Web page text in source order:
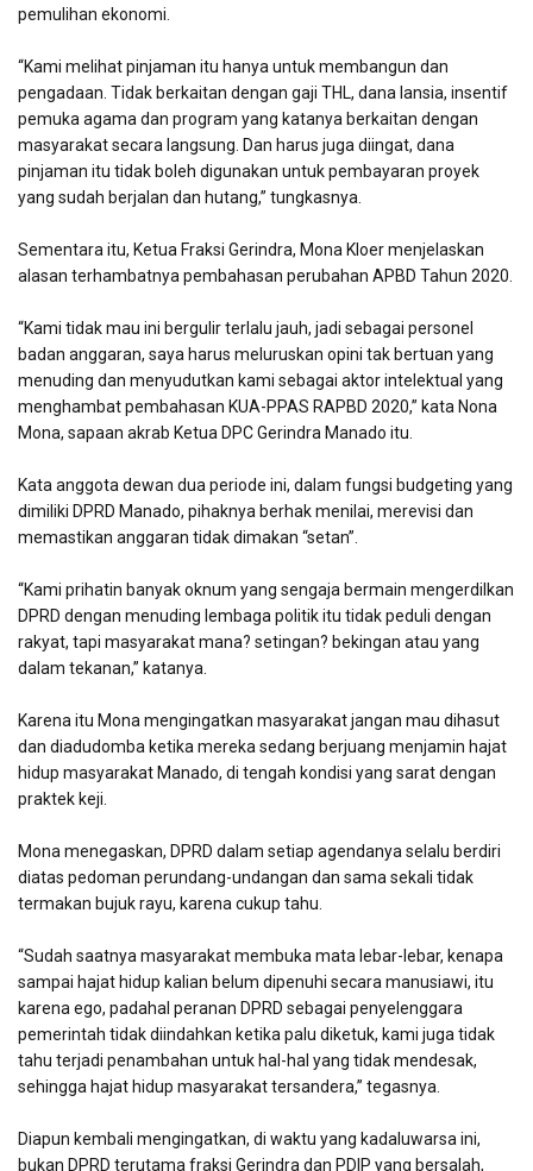
pemulihan ekonomi.
“Kami melihat pinjaman itu hanya untuk membangun dan
pengadaan. Tidak berkaitan dengan gaji THL, dana lansia, insentif
pemuka agama dan program yang katanya berkaitan dengan
masyarakat secara langsung. Dan harus juga diingat, dana
pinjaman itu tidak boleh digunakan untuk pembayaran proyek
yang sudah berjalan dan hutang,” tungkasnya.
Sementara itu, Ketua Fraksi Gerindra, Mona Kloer menjelaskan
alasan terhambatnya pembahasan perubahan APBD Tahun 2020.
“Kami tidak mau ini bergulir terlalu jauh, jadi sebagai personel
badan anggaran, saya harus meluruskan opini tak bertuan yang
menuding dan menyudutkan kami sebagai aktor intelektual yang
menghambat pembahasan KUA-PPAS RAPBD 2020,” kata Nona
Mona, sapaan akrab Ketua DPC Gerindra Manado itu.
Kata anggota dewan dua periode ini, dalam fungsi budgeting yang
dimiliki DPRD Manado, pihaknya berhak menilai, merevisi dan
memastikan anggaran tidak dimakan “setan”.
“Kami prihatin banyak oknum yang sengaja bermain mengerdilkan
DPRD dengan menuding lembaga politik itu tidak peduli dengan
rakyat, tapi masyarakat mana? setingan? bekingan atau yang
dalam tekanan,” katanya.
Karena itu Mona mengingatkan masyarakat jangan mau dihasut
dan diadudomba ketika mereka sedang berjuang menjamin hajat
hidup masyarakat Manado, di tengah kondisi yang sarat dengan
praktek keji.
Mona menegaskan, DPRD dalam setiap agendanya selalu berdiri
diatas pedoman perundang-undangan dan sama sekali tidak
termakan bujuk rayu, karena cukup tahu.
“Sudah saatnya masyarakat membuka mata lebar-lebar, kenapa
sampai hajat hidup kalian belum dipenuhi secara manusiawi, itu
karena ego, padahal peranan DPRD sebagai penyelenggara
pemerintah tidak diindahkan ketika palu diketuk, kami juga tidak
tahu terjadi penambahan untuk hal-hal yang tidak mendesak,
sehingga hajat hidup masyarakat tersandera,” tegasnya.
Diapun kembali mengingatkan, di waktu yang kadaluwarsa ini,
bukan DPRD terutama fraksi Gerindra dan PDIP yang bersalah,